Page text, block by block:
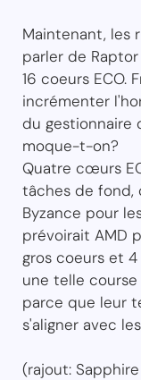
Maintenant, les
parler de
16 coeurs ECO.
incrémenter
du gestionnaire
moque-t-on?
Quatre cœurs
tâches de fond,
Byzance pour
prévoirait AMD
gros coeurs et
une telle
parce que leur
s'aligner avec
(rajout: